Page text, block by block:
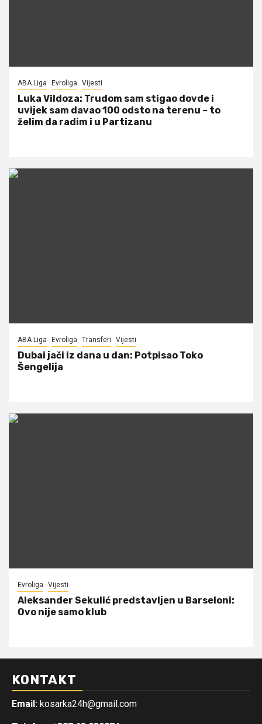
ABA Liga Evroliga Vijesti
Luka Vildoza: Trudom sam stigao dovde i
uvijek sam davao 100 odsto na terenu – to
želim da radim i u Partizanu
ABA Liga Evroliga Transferi Vijesti
Dubai jači iz dana u dan: Potpisao Toko
Šengelija
Evroliga Vijesti
Aleksander Sekulić predstavljen u Barseloni:
Ovo nije samo klub
KONTAKT
Email: kosarka24h@gmail.com